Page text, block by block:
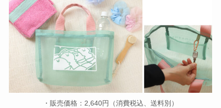
・販売価格：2,640円（消費税込、送料別）